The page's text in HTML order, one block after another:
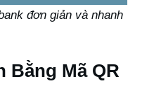
đơn giản và nhanh
Bằng Mã QR